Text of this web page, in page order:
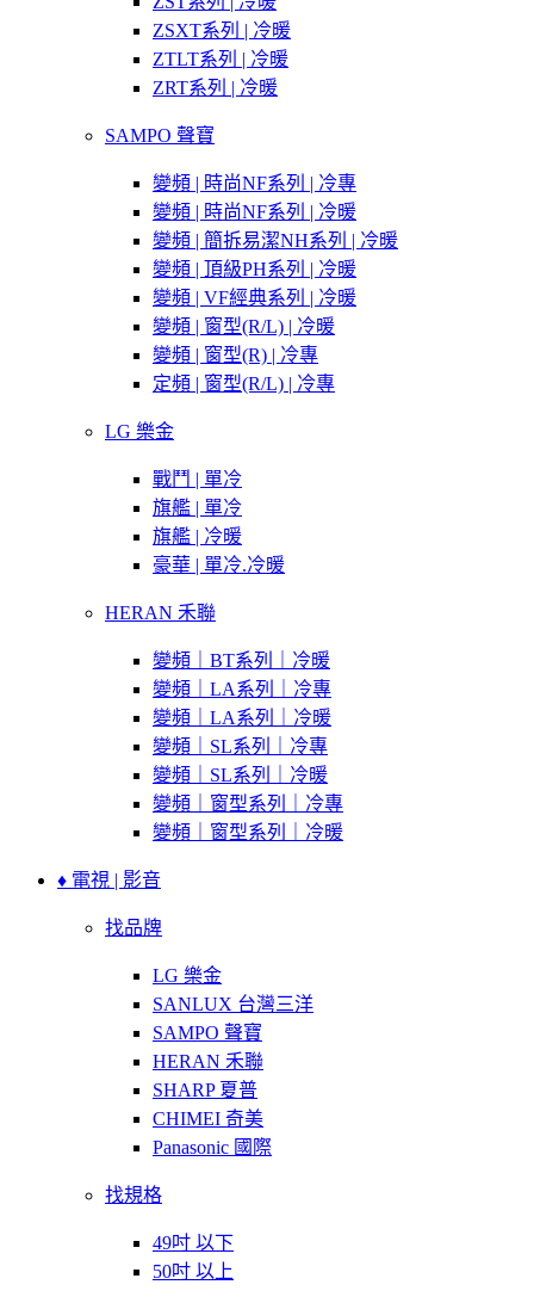
ZSXT系列 | 冷暖
ZTLT系列 | 冷暖
ZRT系列 | 冷暖
SAMPO 聲寶
變頻 | 時尚NF系列 | 冷專
變頻 | 時尚NF系列 | 冷暖
變頻 | 簡拆易潔NH系列 | 冷暖
變頻 | 頂級PH系列 | 冷暖
變頻 | VF經典系列 | 冷暖
變頻 | 窗型(R/L) | 冷暖
變頻 | 窗型(R) | 冷專
定頻 | 窗型(R/L) | 冷專
LG 樂金
戰鬥 | 單冷
旗艦 | 單冷
旗艦 | 冷暖
豪華 | 單冷.冷暖
HERAN 禾聯
變頻｜BT系列｜冷暖
變頻｜LA系列｜冷專
變頻｜LA系列｜冷暖
變頻｜SL系列｜冷專
變頻｜SL系列｜冷暖
變頻｜窗型系列｜冷專
變頻｜窗型系列｜冷暖
♦ 電視 | 影音
找品牌
LG 樂金
SANLUX 台灣三洋
SAMPO 聲寶
HERAN 禾聯
SHARP 夏普
CHIMEI 奇美
Panasonic 國際
找規格
49吋 以下
50吋 以上